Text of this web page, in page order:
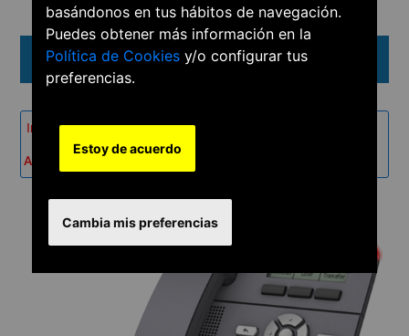
basándonos en tus hábitos de navegación.
Puedes obtener más información en la
Política de Cookies y/o configurar tus
preferencias.
Estoy de acuerdo
Cambia mis preferencias
Menú
Inicio → Productos → Teléfonos
Avaya J129